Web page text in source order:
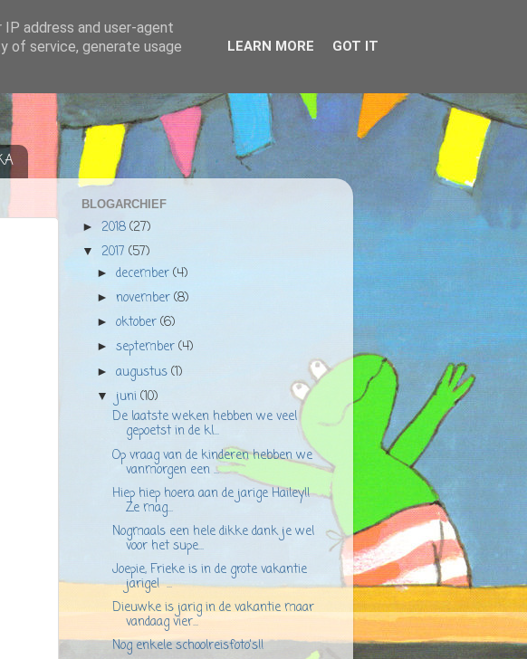
BLOGARCHIEF
► 2018(27)
▼ 2017 (57)
►december(4)
►november(8)
►oktober(6)
►september(4)
►augustus(1)
▼ juni(10)
De laatste weken hebben we veel
gepoetst in de kl...
Op vraag van de kinderen hebben we
vanmorgen een ...
Hiep hiep hoera aan de jarige Hailey!!
Ze mag...
Nogmaals een hele dikke dank je wel
voor het supe...
Joepie, Frieke is in de grote vakantie
jarige! ...
Dieuwke is jarig in de vakantie maar
vandaag vier...
Nog enkele schoolreisfoto's!!
address and user-agent
of service, generate usage
LEARN MORE GOT IT